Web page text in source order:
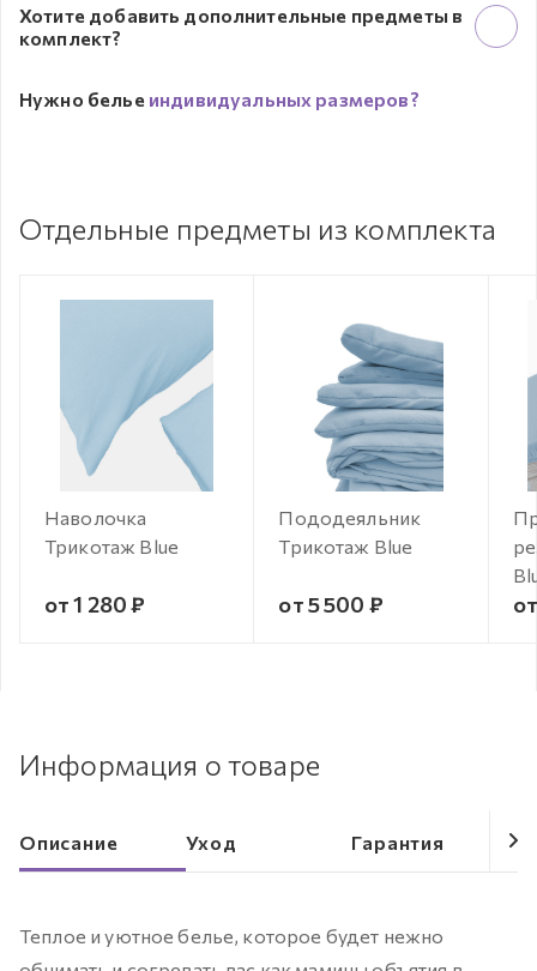
Хотите добавить дополнительные предметы в
комплект?
Нужно белье индивидуальных размеров?
Отдельные предметы из комплекта
Наволочка
Трикотаж Blue
от 1 280 ₽
Пододеяльник
Трикотаж Blue
от 5 500 ₽
Информация о товаре
Описание Уход Гарантия
Теплое и уютное белье, которое будет нежно